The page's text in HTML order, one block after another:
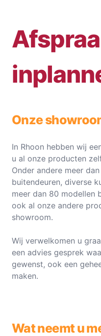
Onze
In Rhoon hebben wij
u al onze producten
Onder andere meer
buitendeuren, diverse
meer dan 80 modellen
ook al onze andere
showroom.
Wij verwelkomen u
een advies gesprek
gewenst, ook een
maken.
Wat neemt u